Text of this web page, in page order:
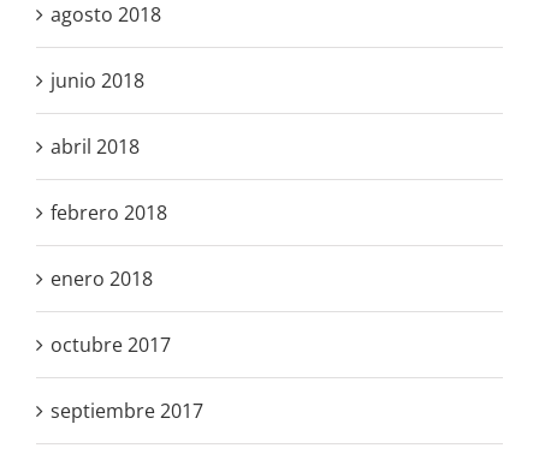
agosto 2018
junio 2018
abril 2018
febrero 2018
enero 2018
octubre 2017
septiembre 2017